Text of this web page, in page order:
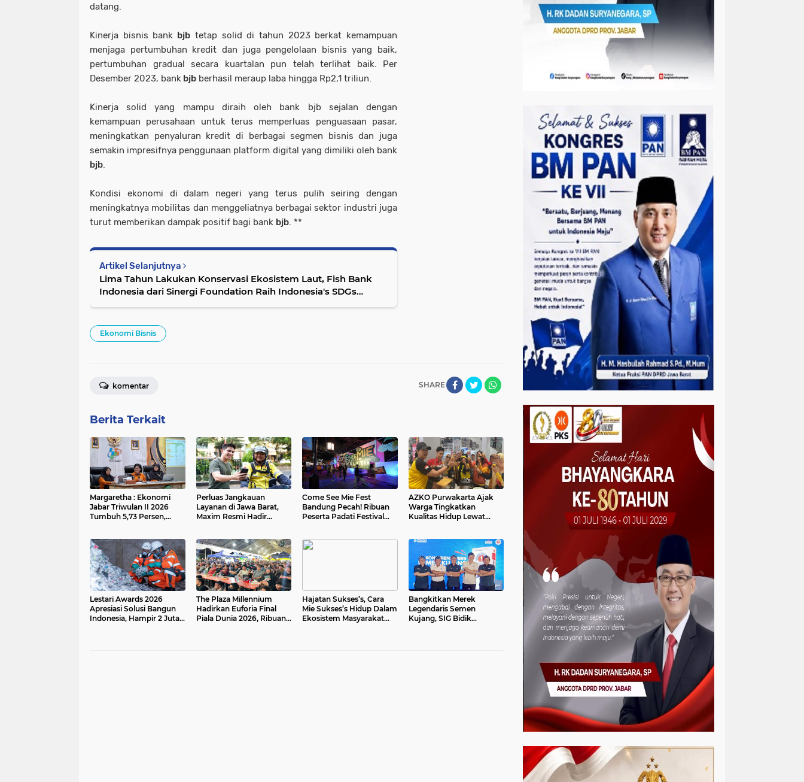
datang.
Kinerja bisnis bank bjb tetap solid di tahun 2023 berkat kemampuan
menjaga pertumbuhan kredit dan juga pengelolaan bisnis yang baik,
pertumbuhan gradual secara kuartalan pun telah terlihat baik. Per
Desember 2023, bank bjb berhasil meraup laba hingga Rp2,1 triliun.
Kinerja solid yang mampu diraih oleh bank bjb sejalan dengan
kemampuan perusahaan untuk terus memperluas penguasaan pasar,
meningkatkan penyaluran kredit di berbagai segmen bisnis dan juga
semakin impresifnya penggunaan platform digital yang dimiliki oleh bank
bjb.
Kondisi ekonomi di dalam negeri yang terus pulih seiring dengan
meningkatnya mobilitas dan menggeliatnya berbagai sektor industri juga
turut memberikan dampak positif bagi bank bjb. **
Artikel Selanjutnya
Lima Tahun Lakukan Konservasi Ekosistem Laut, Fish Bank
Indonesia dari Sinergi Foundation Raih Indonesia's SDGs
Ekonomi Bisnis
SHARE
komentar
Berita Terkait
Margaretha : Ekonomi
Jabar Triwulan II 2026
Tumbuh 5,73 Persen,
Perluas Jangkauan
Layanan di Jawa Barat,
Maxim Resmi Hadir
Come See Mie Fest
Bandung Pecah! Ribuan
Peserta Padati Festival
AZKO Purwakarta Ajak
Warga Tingkatkan
Kualitas Hidup Lewat
Lestari Awards 2026
Apresiasi Solusi Bangun
Indonesia, Hampir 2 Juta
The Plaza Millennium
Hadirkan Euforia Final
Piala Dunia 2026, Ribuan
Hajatan Sukses’s, Cara
Mie Sukses’s Hidup Dalam
Ekosistem Masyarakat
Bangkitkan Merek
Legendaris Semen
Kujang, SIG Bidik